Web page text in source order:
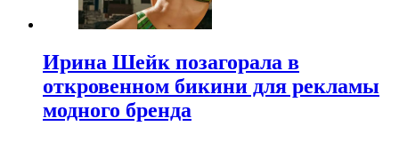
Ирина Шейк позагорала в
откровенном бикини для рекламы
модного бренда